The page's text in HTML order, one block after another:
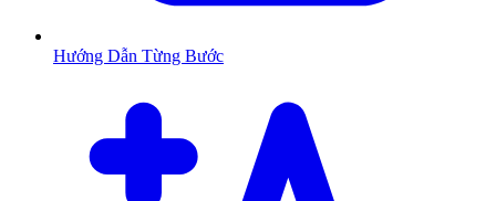
Hướng Dẫn Từng Bước